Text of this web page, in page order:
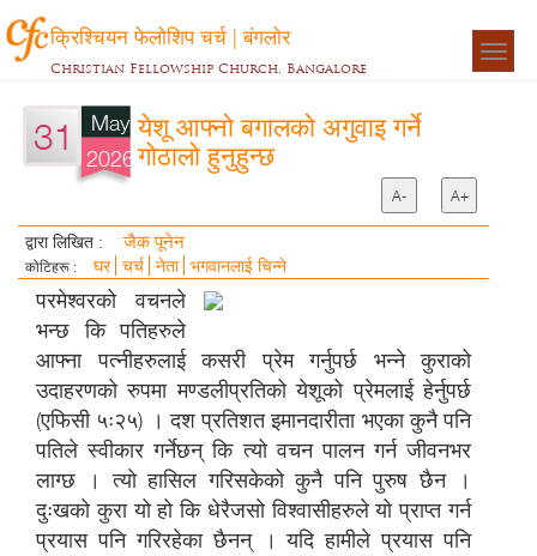
क्रिश्चियन फेलोशिप चर्च | बंगलोर
Christian Fellowship Church, Bangalore
31
May
2026
येशू आफ्नो बगालको अगुवाइ गर्ने
गोठालो हुनुहुन्छ
A- A+
द्वारा लिखित : जैक पूनेन
कोटिहरू : घर चर्च नेता भगवानलाई चिन्ने
परमेश्वरको वचनले
भन्छ कि पतिहरुले
आफ्ना पत्नीहरुलाई कसरी प्रेम गर्नुपर्छ भन्ने कुराको
उदाहरणको रुपमा मण्डलीप्रतिको येशूको प्रेमलाई हेर्नुपर्छ
(एफिसी ५ः२५) । दश प्रतिशत इमानदारीता भएका कुनै पनि
पतिले स्वीकार गर्नेछन् कि त्यो वचन पालन गर्न जीवनभर
लाग्छ । त्यो हासिल गरिसकेको कुनै पनि पुरुष छैन ।
दुःखको कुरा यो हो कि धेरैजसो विश्वासीहरुले यो प्राप्त गर्न
प्रयास पनि गरिरहेका छैनन् । यदि हामीले प्रयास पनि